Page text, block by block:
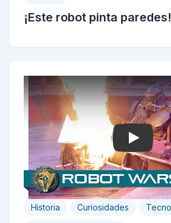
¡Este robot pinta paredes!
Play
Historia Curiosidades